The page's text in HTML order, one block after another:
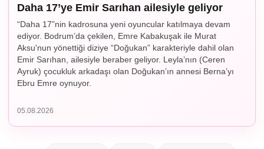
Daha 17’ye Emir Sarıhan ailesiyle geliyor
“Daha 17”nin kadrosuna yeni oyuncular katılmaya devam
ediyor. Bodrum’da çekilen, Emre Kabakuşak ile Murat
Aksu'nun yönettiği diziye “Doğukan” karakteriyle dahil olan
Emir Sarıhan, ailesiyle beraber geliyor. Leyla’nın (Ceren
Ayruk) çocukluk arkadaşı olan Doğukan’ın annesi Berna’yı
Ebru Emre oynuyor.
05.08.2026